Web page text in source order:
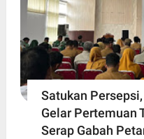
Satukan
Gelar Pertemuan
Serap Gabah